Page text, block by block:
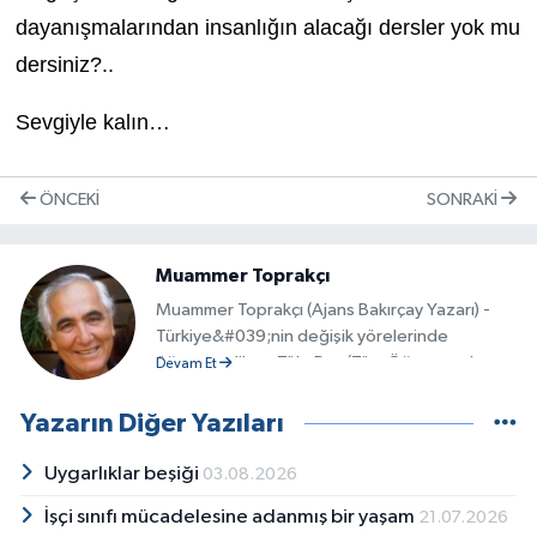
dayanışmalarından insanlığın alacağı dersler yok mu
dersiniz?..
Sevgiyle kalın…
ÖNCEKI SONRAKI
Muammer Toprakçı
Muammer Toprakçı (Ajans Bakırçay Yazarı) -
Türkiye&#039;nin değişik yörelerinde
öğretmenlik ve Töb-Der (Tüm Öğretmenler
yaptı. Barış Derneği İzmir Şubesi kurucuları
olduğunda Töb-Der İzmir Şubesi Başkanı idi.
konuşmaları ve düzenlediği etkinlikler
Devam Et
Yazarın Diğer Yazıları
Uygarlıklar beşiği 03.08.2026
İşçi sınıfı mücadelesine adanmış bir yaşam 21.07.2026